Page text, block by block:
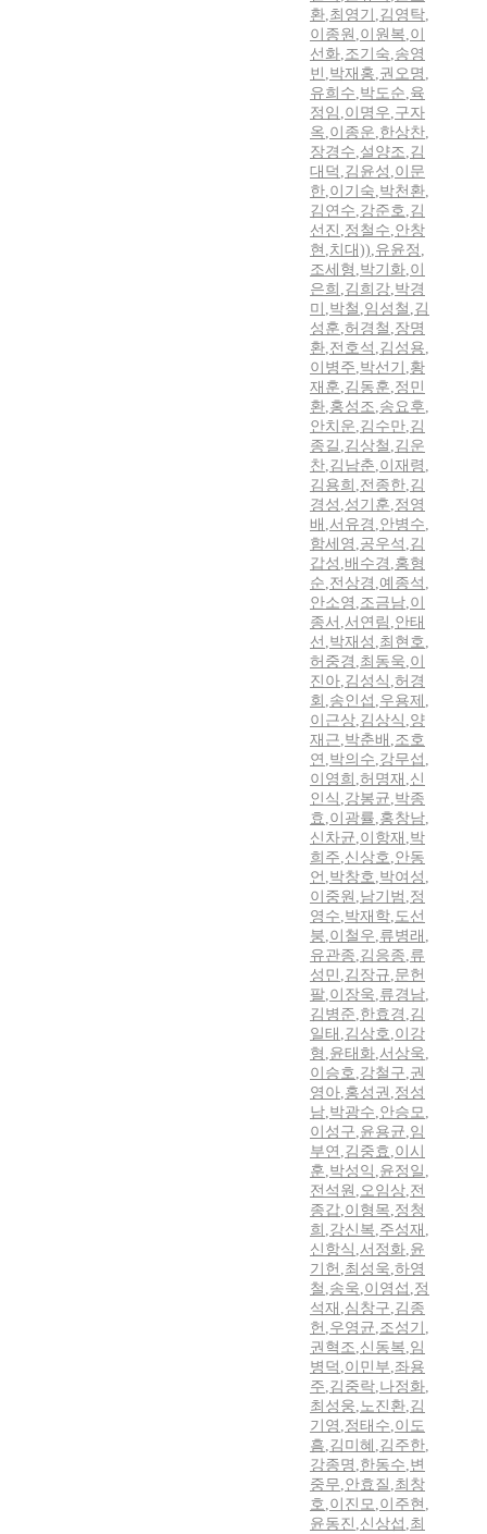
환,최영기 ,김영탁,
이종원 ,이원복,이
선화,조기숙,송영
빈 ,박재홍,권오명 ,
유희수,박도순,육
정임 ,이명우,구자
옥,이종운,한상찬,
장경수,설양조,김
대덕 ,김윤성 ,이문
한,이기숙,박천환,
김연수,강준호,김
선진 ,정철수,안창
현 ,치대)),유윤정 ,
조세형 ,박기화,이
은희 ,김희강,박경
미 ,박철 ,임성철 ,김
성훈,허경철 ,장명
환,전호석 ,김성용,
이병주,박선기 ,황
재훈,김동훈,정민
환,홍성조,송요후,
안치운,김수만,김
종길 ,김상철 ,김운
찬,김남춘,이재령 ,
김용희 ,전종한,김
경성 ,성기훈,정영
배 ,서유경 ,안병수,
함세영 ,공우석 ,김
갑성 ,배수경 ,홍형
순,전상경 ,예종석 ,
안소영 ,조금남,이
종서 ,서연림 ,안태
선 ,박재성 ,최현호,
허중경 ,최동욱,이
진아,김성식 ,허경
회 ,송인섭 ,우용제 ,
이근상,김상식 ,양
재근,박춘배 ,조호
연 ,박의수,강무섭 ,
이영희 ,허명재 ,신
인식 ,강봉균,박종
효 ,이광률,홍창남,
신차균,이항재 ,박
희주,신상호,안동
언 ,박창호,박여성 ,
이중원 ,남기범 ,정
영수,박재학,도선
붕,이철우,류병래 ,
유관종,김응종,류
성민 ,김장규,문헌
팔,이장욱,류경남,
김병준,한효경 ,김
일태 ,김상호,이강
형 ,윤태화,서상욱,
이승호,강철구,권
영아,홍성권 ,정성
남,박광수,안승모,
이성구,윤용균,임
부연 ,김중효 ,이시
훈,박성익 ,윤정일 ,
전석원 ,오임상,전
종갑,이형목,정청
희 ,강신복,주성재 ,
신항식 ,서정화,윤
기헌 ,최성욱,하영
철 ,송욱,이영섭 ,정
석재 ,심창구,김종
헌 ,우영균,조성기 ,
권혁조,신동복,임
병덕 ,이민부,좌용
주,김중락,나정화,
최성웅,노진환,김
기영 ,정태수,이도
흠,김미혜 ,김주한,
강종명 ,한동수,변
중무,안효질 ,최창
호,이진모,이주현 ,
윤동진 ,신상섭 ,최